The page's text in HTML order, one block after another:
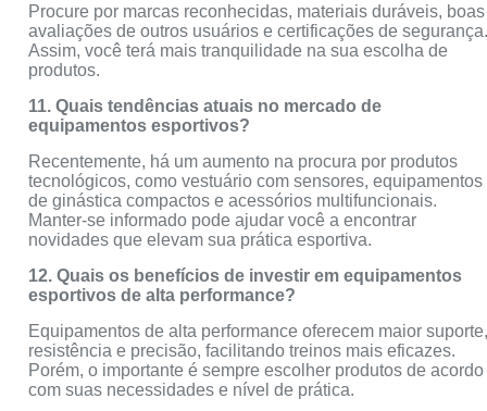
Procure por marcas reconhecidas, materiais duráveis, boas
avaliações de outros usuários e certificações de
Assim, você terá mais tranquilidade na sua escolha de
produtos.
11. Quais tendências atuais no mercado de
equipamentos esportivos?
Recentemente, há um aumento na procura por produtos
tecnológicos, como vestuário com sensores, equipamentos
de ginástica compactos e acessórios multifuncionais.
Manter-se informado pode ajudar você a encontrar
novidades que elevam sua prática esportiva.
12. Quais os benefícios de investir em equipamentos
esportivos de alta performance?
Equipamentos de alta performance oferecem maior
resistência e precisão, facilitando treinos mais eficazes.
Porém, o importante é sempre escolher produtos de acordo
com suas necessidades e nível de prática.